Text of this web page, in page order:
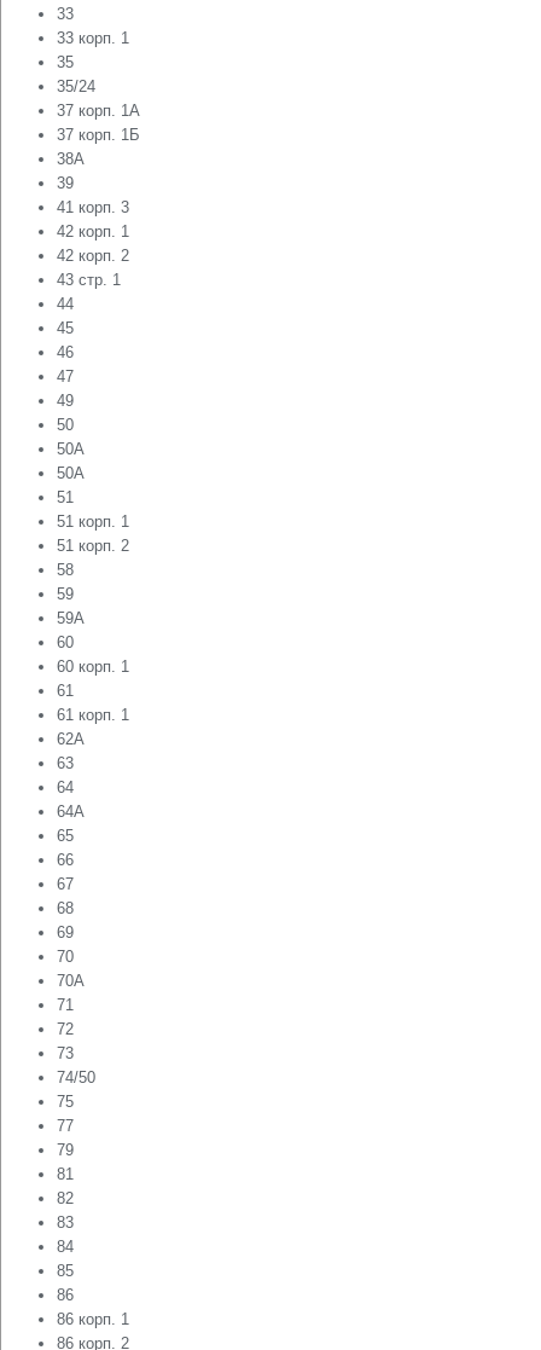
33
33 корп. 1
35
35/24
37 корп. 1А
37 корп. 1Б
38А
39
41 корп. 3
42 корп. 1
42 корп. 2
43 стр. 1
44
45
46
47
49
50
50A
50А
51
51 корп. 1
51 корп. 2
58
59
59А
60
60 корп. 1
61
61 корп. 1
62А
63
64
64А
65
66
67
68
69
70
70А
71
72
73
74/50
75
77
79
81
82
83
84
85
86
86 корп. 1
86 корп. 2